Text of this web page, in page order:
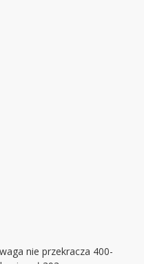
nie przekracza 400-